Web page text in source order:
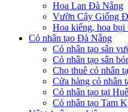
Hoa Lan Đà Nẵng
Vườn Cây Giống
Hoa kiểng, hoa bụi
Cỏ nhân tạo Đà Nẵng
Cỏ nhân tạo sân
Cỏ nhân tạo sân
Cho thuê cỏ nhân
Cửa hàng cỏ nhân
Cỏ nhân tạo tại Huế
Cỏ nhân tạo Tam